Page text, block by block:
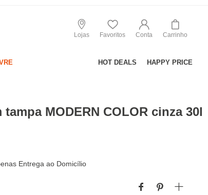
Lojas Favoritos Conta Carrinho
HOT DEALS HAPPY PRICE
MODERN COLOR cinza 30l
Entrega ao Domicílio